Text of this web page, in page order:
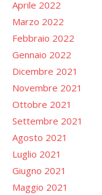
Aprile 2022
Marzo 2022
Febbraio 2022
Gennaio 2022
Dicembre 2021
Novembre 2021
Ottobre 2021
Settembre 2021
Agosto 2021
Luglio 2021
Giugno 2021
Maggio 2021